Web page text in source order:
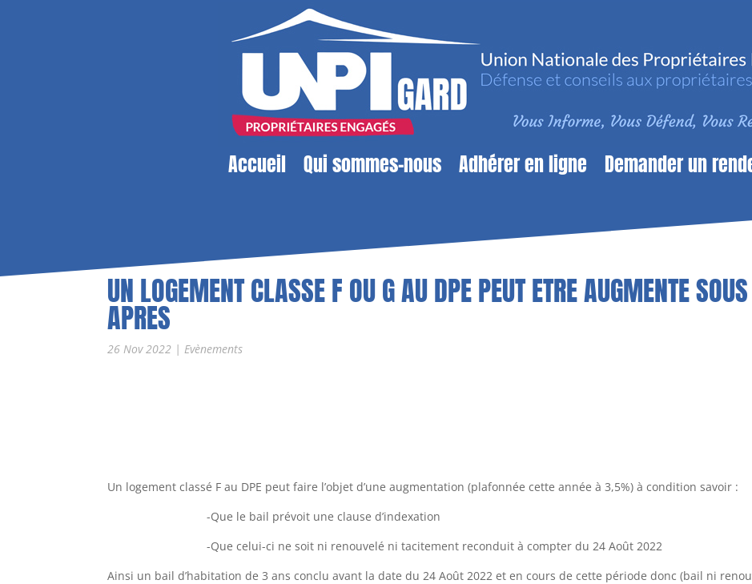
Accueil Qui sommes-nous Adhérer en ligne Demander un
UN LOGEMENT CLASSE F OU G AU DPE PEUT ETRE AUGMENTE
APRES
26 Nov 2022 | Evènements
Un logement classé F au DPE peut faire l’objet d’une augmentation (plafonnée cette année à 3,5%) à condition savoir :
-Que le bail prévoit une clause d’indexation
-Que celui-ci ne soit ni renouvelé ni tacitement reconduit à compter du 24 Août 2022
Ainsi un bail d’habitation de 3 ans conclu avant la date du 24 Août 2022 et en cours de cette période donc (bail ni